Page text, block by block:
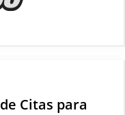
Citas para